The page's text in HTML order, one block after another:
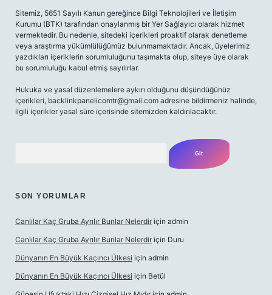
Sitemiz, 5651 Sayılı Kanun gereğince Bilgi Teknolojileri ve İletişim
Kurumu (BTK) tarafından onaylanmış bir Yer Sağlayıcı olarak hizmet
vermektedir. Bu nedenle, sitedeki içerikleri proaktif olarak denetleme
veya araştırma yükümlülüğümüz bulunmamaktadır. Ancak, üyelerimiz
yazdıkları içeriklerin sorumluluğunu taşımakta olup, siteye üye olarak
bu sorumluluğu kabul etmiş sayılırlar.
Hukuka ve yasal düzenlemelere aykırı olduğunu düşündüğünüz
içerikleri, backlinkpanelicomtr@gmail.com adresine bildirmeniz halinde,
ilgili içerikler yasal süre içerisinde sitemizden kaldırılacaktır.
SON YORUMLAR
Canlılar Kaç Gruba Ayrılır Bunlar Nelerdir için admin
Canlılar Kaç Gruba Ayrılır Bunlar Nelerdir için Duru
Dünyanın En Büyük Kaçıncı Ülkesi için admin
Dünyanın En Büyük Kaçıncı Ülkesi için Betül